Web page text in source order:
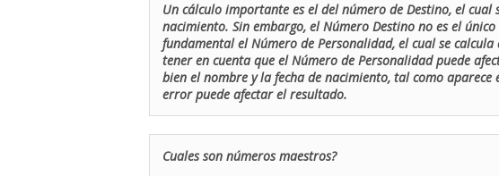
Un cálculo importante es el del número de Destino, el
nacimiento. Sin embargo, el Número Destino no es el
fundamental el Número de Personalidad, el cual se
tener en cuenta que el Número de Personalidad puede
bien el nombre y la fecha de nacimiento, tal como
error puede afectar el resultado.
Cuales son números maestros?